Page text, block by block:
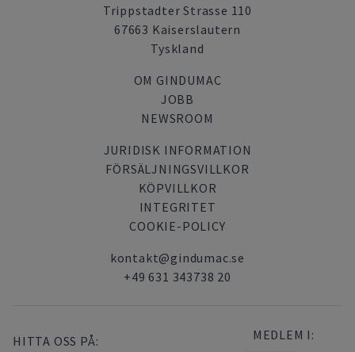
Trippstadter Strasse 110
67663 Kaiserslautern
Tyskland
OM GINDUMAC
JOBB
NEWSROOM
JURIDISK INFORMATION
FÖRSÄLJNINGSVILLKOR
KÖPVILLKOR
INTEGRITET
COOKIE-POLICY
kontakt@gindumac.se
+49 631 343738 20
HITTA OSS PÅ: MEDLEM I: